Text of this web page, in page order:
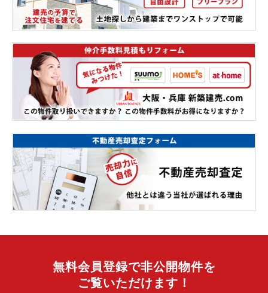
無料会員登録で非公開物件を
ご覧いただけます！